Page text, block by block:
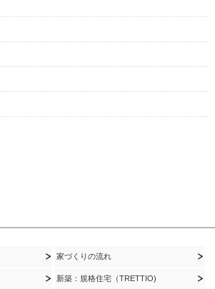
家づくりの流れ
新築：規格住宅（TRETTIO)